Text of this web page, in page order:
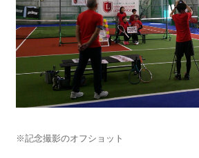
※記念撮影のオフショット